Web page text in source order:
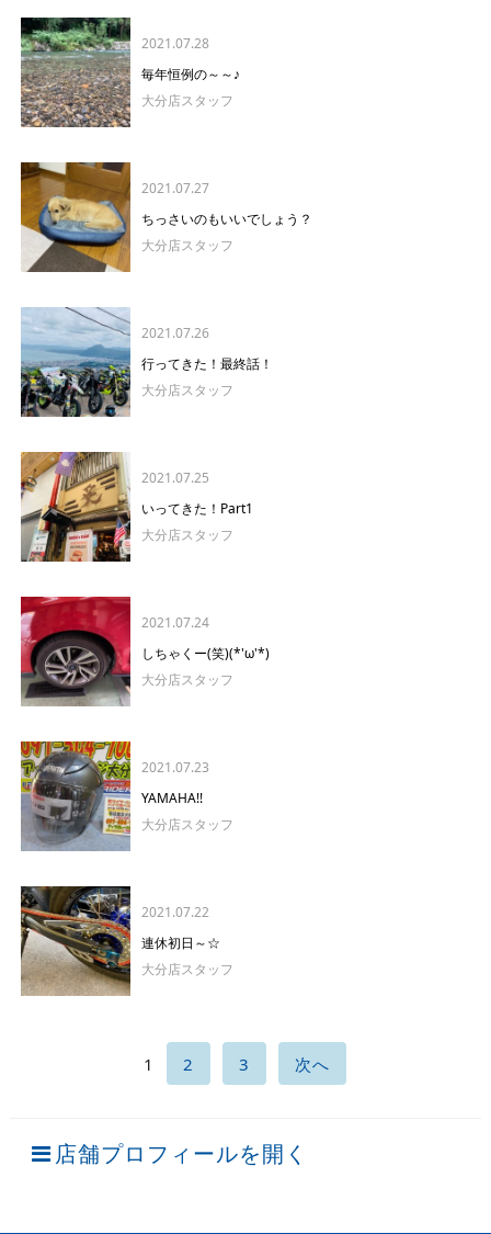
2021.07.28
毎年恒例の～～♪
大分店スタッフ
2021.07.27
ちっさいのもいいでしょう？
大分店スタッフ
2021.07.26
行ってきた！最終話！
大分店スタッフ
2021.07.25
いってきた！Part1
大分店スタッフ
2021.07.24
しちゃくー(笑)(*'ω'*)
大分店スタッフ
2021.07.23
YAMAHA!!
大分店スタッフ
2021.07.22
連休初日～☆
大分店スタッフ
1 2 3 次へ
店舗プロフィールを開く